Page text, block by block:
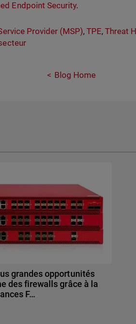
Endpoint Security.
Provider (MSP), TPE, Threat
Blog Home
grandes opportunités
des firewalls grâce à la
F…